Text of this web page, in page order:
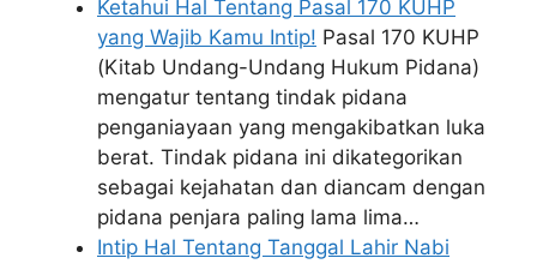
Ketahui Hal Tentang Pasal 170 KUHP
yang Wajib Kamu Intip! Pasal 170 KUHP
(Kitab Undang-Undang Hukum Pidana)
mengatur tentang tindak pidana
penganiayaan yang mengakibatkan luka
berat. Tindak pidana ini dikategorikan
sebagai kejahatan dan diancam dengan
pidana penjara paling lama lima…
Intip Hal Tentang Tanggal Lahir Nabi